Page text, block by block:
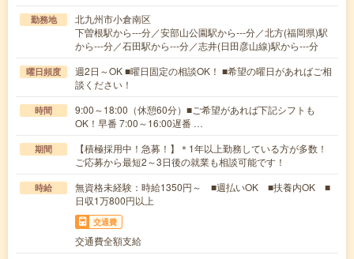
勤務地
北九州市小倉南区
下曽根駅から---分／安部山公園駅から---分／北方(福岡県)駅
から---分／石田駅から---分／志井(日田彦山線)駅から---分
曜日頻度
週2日～OK ■曜日固定の相談OK！ ■希望の曜日があればご相
談ください！
時間
9:00～18:00（休憩60分）■ご希望があれば下記シフトも
OK！早番 7:00～16:00遅番 …
期間
【積極採用中！急募！】＊1年以上勤務している方が多数！
ご応募から最短2～3日後の就業も相談可能です！
時給
無資格未経験：時給1350円～ ■週払いOK ■扶養内OK ■
日収1万800円以上
交通費
交通費全額支給